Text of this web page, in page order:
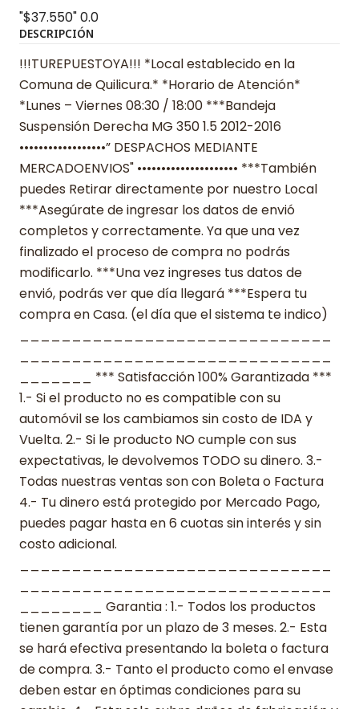
"$37.550"0.0
DESCRIPCIÓN
!!!TUREPUESTOYA!!! *Local establecido en la
Comuna de Quilicura.* *Horario de Atención*
*Lunes – Viernes 08:30 / 18:00 ***Bandeja
Suspensión Derecha MG 350 1.5 2012-2016
••••••••••••••••••” DESPACHOS MEDIANTE
MERCADOENVIOS" ••••••••••••••••••••• ***También
puedes Retirar directamente por nuestro Local
***Asegúrate de ingresar los datos de envió
completos y correctamente. Ya que una vez
finalizado el proceso de compra no podrás
modificarlo. ***Una vez ingreses tus datos de
envió, podrás ver que día llegará ***Espera tu
compra en Casa. (el día que el sistema te indico)
_______ *** Satisfacción 100% Garantizada ***
1.- Si el producto no es compatible con su
automóvil se los cambiamos sin costo de IDA y
Vuelta. 2.- Si le producto NO cumple con sus
expectativas, le devolvemos TODO su dinero. 3.-
Todas nuestras ventas son con Boleta o Factura
4.- Tu dinero está protegido por Mercado Pago,
puedes pagar hasta en 6 cuotas sin interés y sin
costo adicional.
________ Garantia : 1.- Todos los productos
tienen garantía por un plazo de 3 meses. 2.- Esta
se hará efectiva presentando la boleta o factura
de compra. 3.- Tanto el producto como el envase
deben estar en óptimas condiciones para su